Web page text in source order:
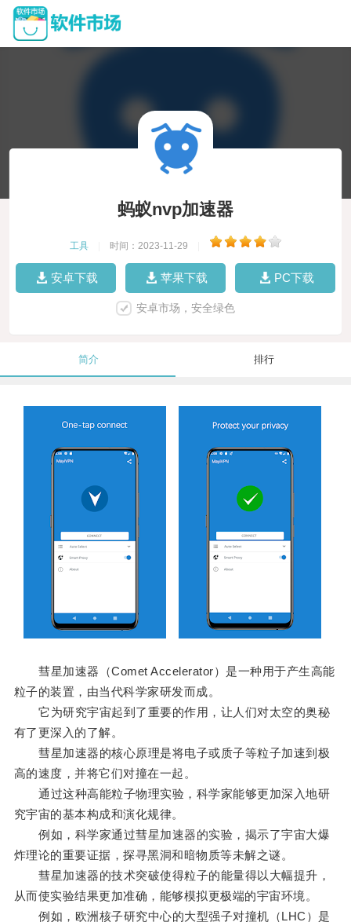
蚂蚁nvp加速器
工具 时间：2023-11-29
安卓下载 苹果下载 PC下载
安卓市场，安全绿色
简介 排行
彗星加速器（Comet Accelerator）是一种用于产生高能
粒子的装置，由当代科学家研发而成。
它为研究宇宙起到了重要的作用，让人们对太空的奥秘
有了更深入的了解。
彗星加速器的核心原理是将电子或质子等粒子加速到极
高的速度，并将它们对撞在一起。
通过这种高能粒子物理实验，科学家能够更加深入地研
究宇宙的基本构成和演化规律。
例如，科学家通过彗星加速器的实验，揭示了宇宙大爆
炸理论的重要证据，探寻黑洞和暗物质等未解之谜。
彗星加速器的技术突破使得粒子的能量得以大幅提升，
从而使实验结果更加准确，能够模拟更极端的宇宙环境。
例如，欧洲核子研究中心的大型强子对撞机（LHC）是